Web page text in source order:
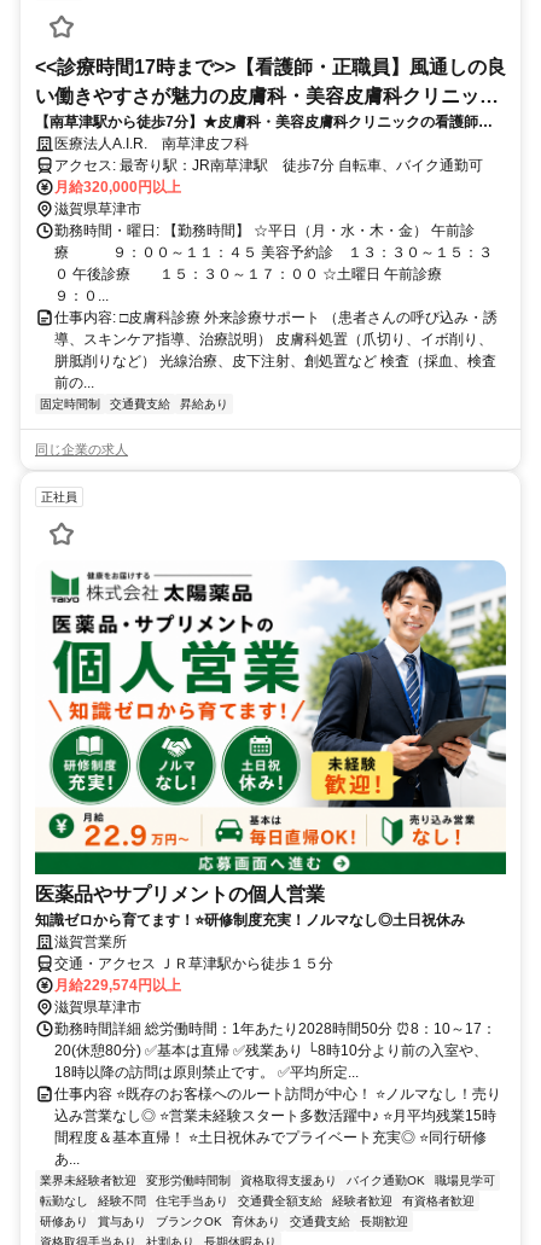
<<診療時間17時まで>>【看護師・正職員】風通しの良
い働きやすさが魅力の皮膚科・美容皮膚科クリニック
です!子育て世代も多数勤務!
【南草津駅から徒歩7分】★皮膚科・美容皮膚科クリニックの看護師さ
ん募集★午後の受付は17：00までと働きやすさが魅力♬
医療法人A.I.R. 南草津皮フ科
アクセス: 最寄り駅：JR南草津駅 徒歩7分 自転車、バイク通勤可
月給320,000円以上
滋賀県草津市
勤務時間・曜日: 【勤務時間】 ☆平日（月・水・木・金） 午前診
療 ９：００～１１：４５ 美容予約診 １３：３０～１５：３
０ 午後診療 １５：３０～１７：００ ☆土曜日 午前診療
９：０...
仕事内容: □皮膚科診療 外来診療サポート （患者さんの呼び込み・誘
導、スキンケア指導、治療説明） 皮膚科処置（爪切り、イボ削り、
胼胝削りなど） 光線治療、皮下注射、創処置など 検査（採血、検査
前の...
固定時間制 交通費支給 昇給あり
同じ企業の求人
正社員
医薬品やサプリメントの個人営業
知識ゼロから育てます！⭐研修制度充実！ノルマなし◎土日祝休み
滋賀営業所
交通・アクセス ＪＲ草津駅から徒歩１５分
月給229,574円以上
滋賀県草津市
勤務時間詳細 総労働時間：1年あたり2028時間50分 ⏰8：10～17：
20(休憩80分) ✅基本は直帰 ✅残業あり └8時10分より前の入室や、
18時以降の訪問は原則禁止です。 ✅平均所定...
仕事内容 ⭐既存のお客様へのルート訪問が中心！ ⭐ノルマなし！売り
込み営業なし◎ ⭐営業未経験スタート多数活躍中♪ ⭐月平均残業15時
間程度＆基本直帰！ ⭐土日祝休みでプライベート充実◎ ⭐同行研修
あ...
業界未経験者歓迎 変形労働時間制 資格取得支援あり バイク通勤OK
職場見学可
転勤なし
経験不問 住宅手当あり 交通費全額支給 経験者歓迎
有資格者歓迎
研修あり
賞与あり ブランクOK 育休あり 交通費支給
長期歓迎
資格取得手当あり
社割あり 長期休暇あり